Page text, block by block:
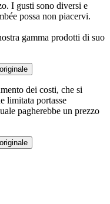
I gusti sono diversi e
possa non piacervi.
gamma prodotti di suo
dei costi, che si
limitata portasse
pagherebbe un prezzo